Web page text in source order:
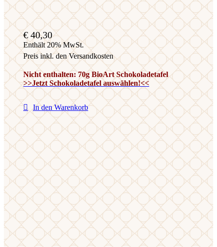
€ 40,30
Enthält 20% MwSt.
Preis inkl. den Versandkosten
Nicht enthalten: 70g BioArt Schokoladetafel
>>Jetzt Schokoladetafel auswählen!<<
In den Warenkorb